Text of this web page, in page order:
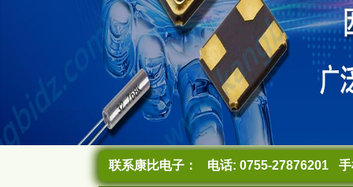
联系康比电子： 电话: 0755-27876201